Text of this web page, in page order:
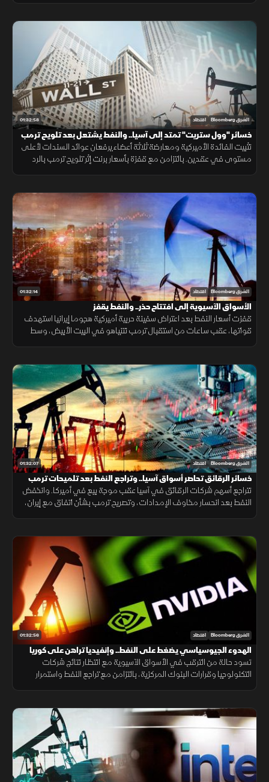
01:32:58 الشرق Bloomberg اقتصاد
خسائر "وول ستريت" تمتد إلى آسيا.. والنفط يشتعل بعد تلويح ترمب
بضرب إيران
تثبيت الفائدة الأميركية ومعارضة ثلاثة أعضاء يرفعان عوائد السندات لأعلى
مستوى في عقدين. بالتزامن مع قفزة بأسعار برنت إثر تلويح ترمب بالرد
01:32:14 الشرق Bloomberg اقتصاد
الأسواق الآسيوية إلى افتتاح حذر.. والنفط يقفز
قفزت أسعار النفط بعد اعتراض سفينة حربية أميركية هجوما إيرانيا استهدف
قواتها، عقب ساعات من استقبال ترمب نتنياهو في البيت الأبيض، وسط
01:32:07 الشرق Bloomberg اقتصاد
خسائر الرقائق تحاصر أسواق آسيا.. وتراجع النفط بعد تلميحات ترمب
بالتهدئة
تتراجع أسهم شركات الرقائق في آسيا عقب موجة بيع في أميركا. وانخفض
النفط بعد انحسار مخاوف الإمدادات، وتصريح ترمب بشأن اتفاق مع إيران،
01:32:56 الشرق Bloomberg اقتصاد
الهدوء الجيوسياسي يضغط على النفط.. وإنفيديا تراهن على كوريا
تسود حالة من الترقب في الأسواق الآسيوية مع انتظار نتائج شركات
التكنولوجيا وقرارات البنوك المركزية، بالتزامن مع تراجع النفط واستمرار